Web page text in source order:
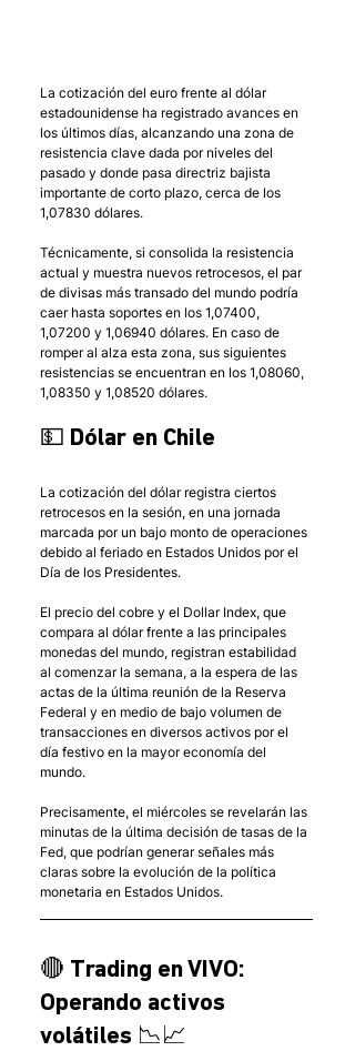
La cotización del euro frente al dólar
estadounidense ha registrado avances en
los últimos días, alcanzando una zona de
resistencia clave dada por niveles del
pasado y donde pasa directriz bajista
importante de corto plazo, cerca de los
1,07830 dólares.
Técnicamente, si consolida la resistencia
actual y muestra nuevos retrocesos, el par
de divisas más transado del mundo podría
caer hasta soportes en los 1,07400,
1,07200 y 1,06940 dólares. En caso de
romper al alza esta zona, sus siguientes
resistencias se encuentran en los 1,08060,
1,08350 y 1,08520 dólares.
💵 Dólar en Chile
La cotización del dólar registra ciertos
retrocesos en la sesión, en una jornada
marcada por un bajo monto de operaciones
debido al feriado en Estados Unidos por el
Día de los Presidentes.
El precio del cobre y el Dollar Index, que
compara al dólar frente a las principales
monedas del mundo, registran estabilidad
al comenzar la semana, a la espera de las
actas de la última reunión de la Reserva
Federal y en medio de bajo volumen de
transacciones en diversos activos por el
día festivo en la mayor economía del
mundo.
Precisamente, el miércoles se revelarán las
minutas de la última decisión de tasas de la
Fed, que podrían generar señales más
claras sobre la evolución de la política
monetaria en Estados Unidos.
🔴 Trading en VIVO:
Operando activos
volátiles 📉📈